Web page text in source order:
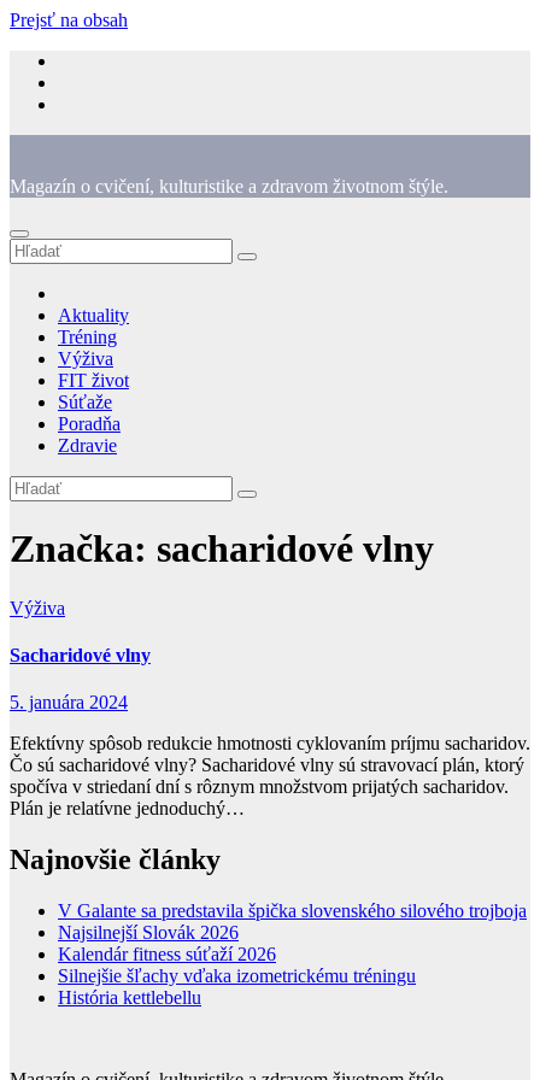
Prejsť na obsah
Magazín o cvičení, kulturistike a zdravom životnom štýle.
Aktuality
Tréning
Výživa
FIT život
Súťaže
Poradňa
Zdravie
Značka: sacharidové vlny
Výživa
Sacharidové vlny
5. januára 2024
Efektívny spôsob redukcie hmotnosti cyklovaním príjmu sacharidov.
Čo sú sacharidové vlny? Sacharidové vlny sú stravovací plán, ktorý
spočíva v striedaní dní s rôznym množstvom prijatých sacharidov.
Plán je relatívne jednoduchý…
Najnovšie články
V Galante sa predstavila špička slovenského silového trojboja
Najsilnejší Slovák 2026
Kalendár fitness súťaží 2026
Silnejšie šľachy vďaka izometrickému tréningu
História kettlebellu